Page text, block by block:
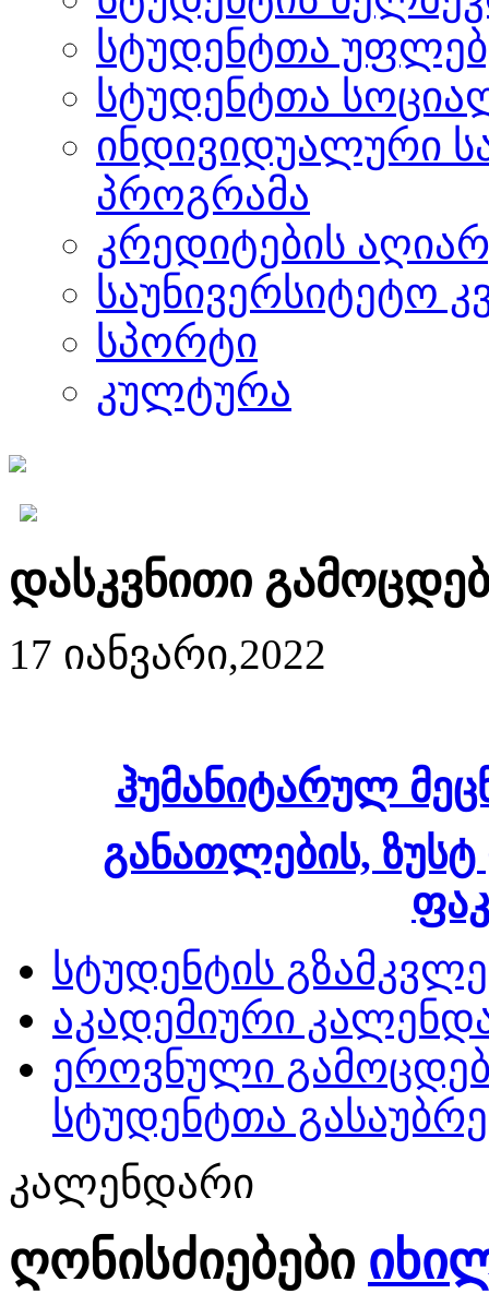
სტუდენტთა
სტუდენტთა
ინდივიდუალური
პროგრამა
კრედიტების
საუნივერსიტეტო
სპორტი
კულტურა
დასკვნითი
17 იანვარი,2022
ჰუმანიტარულ
განათლების,
სტუდენტის
აკადემიური
ეროვნული
სტუდენტთა
კალენდარი
ღონისძიებები